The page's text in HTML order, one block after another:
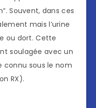
Souvent, dans ces
mais l’urine
ou dort. Cette
soulagée avec un
sous le nom
RX).